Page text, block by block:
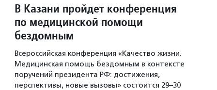
В Казани пройдет конференция
по медицинской помощи
бездомным
Всероссийская конференция «Качество жизни.
Медицинская помощь бездомным в контексте
поручений президента РФ: достижения,
перспективы, новые вызовы» состоится 29–30